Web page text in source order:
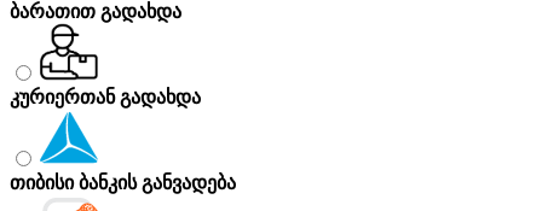
ბარათით გადახდა
კურიერთან გადახდა
თიბისი ბანკის განვადება